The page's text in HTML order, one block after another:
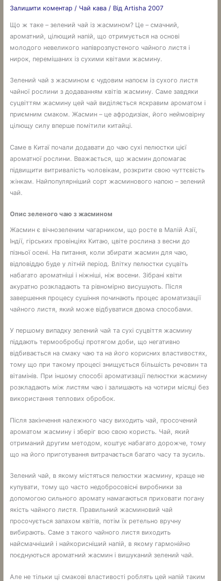
Залишити коментар / Чай кава/ Від Artisha 2007
Що ж таке – зелений чай із жасмином? Це – смачний,
ароматний, цілющий напій, що отримується на основі
молодого невеликого напіврозпустеного чайного листя і
нирок, перемішаних із сухими квітами жасмину.
Зелений чай з жасмином є чудовим напоєм із сухого листя
чайної рослини з додаванням квітів жасмину. Саме завдяки
суцвіттям жасмину цей чай виділяється яскравим ароматом і
приємним смаком. Жасмин – це афродизіак, його неймовірну
цілющу силу вперше помітили китайці.
Саме в Китаї почали додавати до чаю сухі пелюстки цієї
ароматної рослини. Вважається, що жасмин допомагає
підвищити витривалість чоловікам, розкрити свою чуттєвість
жінкам. Найпопулярніший сорт жасминового напою – зелений
чай.
Опис зеленого чаю з жасмином
Жасмин є вічнозеленим чагарником, що росте в Малій Азії,
Індії, гірських провінціях Китаю, цвіте рослина з весни до
пізньої осені. На питання, коли збирати жасмин для чаю,
відповіддю буде у літній період. Влітку пелюстки суцвіть
набагато ароматніші і ніжніші, ніж восени. Зібрані квіти
акуратно розкладають та рівномірно висушують. Після
завершення процесу сушіння починають процес ароматизації
чайного листя, який може відбуватися двома способами.
У першому випадку зелений чай та сухі суцвіття жасмину
піддають термообробці протягом доби, що негативно
відбивається на смаку чаю та на його корисних властивостях,
тому що при такому процесі знищується більшість речовин та
вітамінів. При іншому способі ароматизації пелюстки жасмину
розкладають між листям чаю і залишають на чотири місяці без
використання теплових обробок.
Після закінчення належного часу виходить чай, просочений
ароматом жасмину і зберіг всю свою користь. Чай, який
отриманий другим методом, коштує набагато дорожче, тому
що на його приготування витрачається багато часу та зусиль.
Зелений чай, в якому містяться пелюстки жасмину, краще не
купувати, тому що часто недобросовісні виробники за
допомогою сильного аромату намагаються приховати погану
якість чайного листя. Правильний жасминовий чай
просочується запахом квітів, потім їх ретельно вручну
вибирають. Саме з такого чайного листя виходить
найсмачніший і найкорисніший напій, в якому гармонійно
поєднуються ароматний жасмин і вишуканий зелений чай.
Але не тільки ці смакові властивості роблять цей напій таким